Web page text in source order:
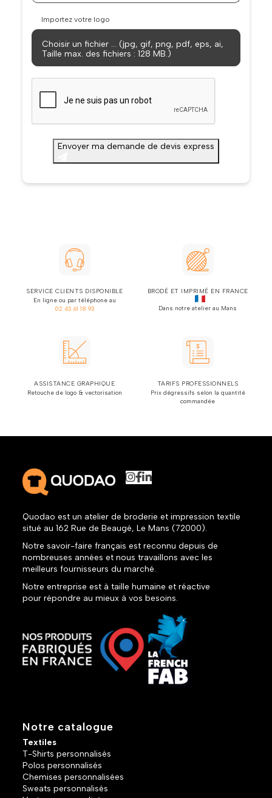
Importez votre logo
Choisir un fichier … (jpg, gif, png, pdf, eps, ai,
Taille max. des fichiers : 128 MB.)
CAPTCHA
Envoyer ma demande de devis express
SERVICE CLIENTS DISPONIBLE
En ligne ou par téléphone au
02 43 61 18 93
BRODÉ ET IMPRIMÉ EN FRANCE
Dans notre atelier au Mans
ASSISTANCE GRAPHIQUE
Retouche de logo & vectorisation
TARIFS PROFESSIONNELS
Prix dégressifs selon la quantité
commandée
Quodao est un atelier de broderie et impression textile
situé au 162 Rue de Beaugé, Le Mans (72000).
Notre savoir-faire français est reconnu depuis de
nombreuses années et nous travaillons avec les
meilleurs fournisseurs du marché.
Notre entreprise est à taille humaine et réactive
pour répondre au mieux à vos besoins.
Notre catalogue
Textiles
T-Shirts personnalisés
Polos personnalisés
Chemises personnalisées
Sweats personnalisés